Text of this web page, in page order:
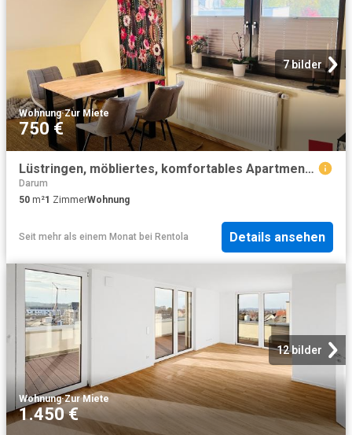
7 bilder
Wohnung·Zur Miete
750 €
Lüstringen, möbliertes, komfortables Apartment mit großem Bad und sep. Küche
Darum
50 m²1 ZimmerWohnung
Seit mehr als einem Monat bei Rentola Details ansehen
12 bilder
Wohnung·Zur Miete
1.450 €